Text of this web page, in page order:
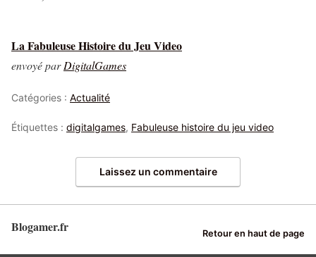
La Fabuleuse Histoire du Jeu Video
envoyé parDigitalGames
Catégories : Actualité
Étiquettes : digitalgames, Fabuleuse histoire du jeu video
Laissez un commentaire
Blogamer.fr Retour en haut de page